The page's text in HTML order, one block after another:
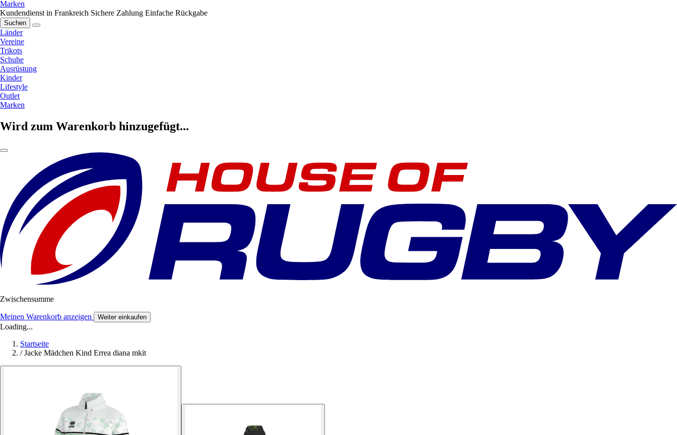
Marken
Kundendienst in Frankreich Sichere Zahlung Einfache Rückgabe
Suchen
Länder
Vereine
Trikots
Schuhe
Ausrüstung
Kinder
Lifestyle
Outlet
Marken
Wird zum Warenkorb hinzugefügt...
Zwischensumme
Meinen Warenkorb anzeigen Weiter einkaufen
Loading...
Startseite
/ Jacke Mädchen Kind Errea diana mkit